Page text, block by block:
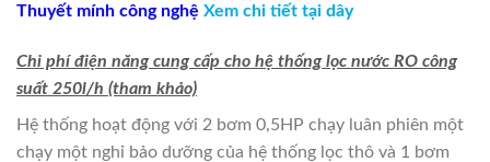
Thuyết mính công nghệ Xem chi tiết tại dây
Chi phí điện năng cung cấp cho hệ thống lọc nước RO công
suất 250l/h (tham khảo)
Hệ thống hoạt động với 2 bơm 0,5HP chạy luân phiên một
chạy một nghỉ bảo dưỡng của hệ thống lọc thô và 1 bơm